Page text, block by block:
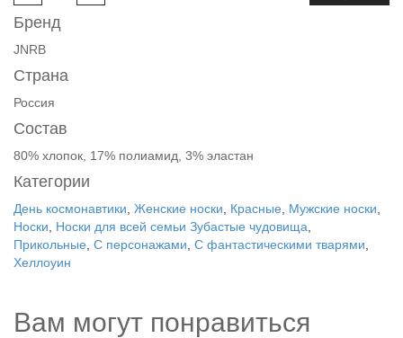
Бренд
JNRB
Страна
Россия
Состав
80% хлопок, 17% полиамид, 3% эластан
Категории
День космонавтики Женские носки Красные Мужские носки
Носки
Носки для всей семьи Зубастые чудовища
Прикольные С персонажами С фантастическими тварями
Хеллоуин
Вам могут понравиться